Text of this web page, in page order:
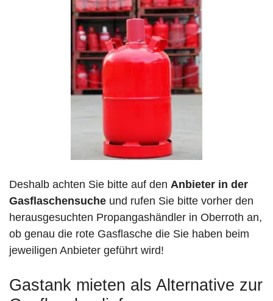
Deshalb achten Sie bitte auf den Anbieter in der
Gasflaschensuche und rufen Sie bitte vorher den
herausgesuchten Propangashändler in Oberroth an,
ob genau die rote Gasflasche die Sie haben beim
jeweiligen Anbieter geführt wird!
Gastank mieten als Alternative zur